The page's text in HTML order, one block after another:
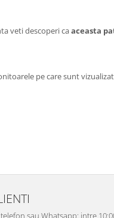
veti descoperi caaceasta
pe care sunt
sau Whatsapp: intre